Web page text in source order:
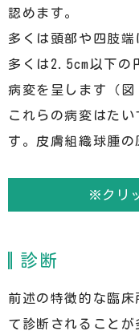
認めます。
多くは頭部や四肢端
多くは2.5cm以下の
病変を呈します（図
これらの病変はた
す。皮膚組織球腫の
※クリ
診断
前述の特徴的な臨
て診断されることが